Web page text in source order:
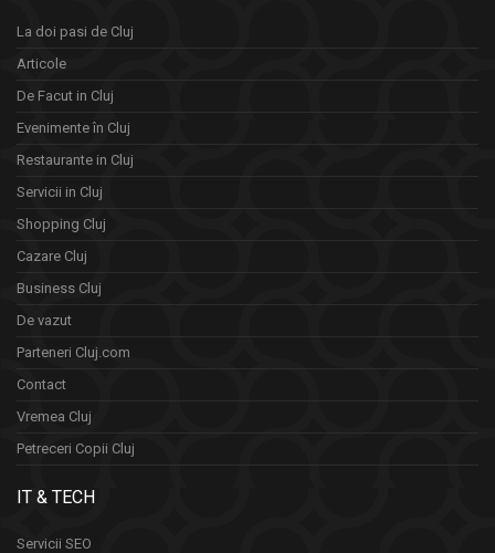
La doi pasi de Cluj
Articole
De Facut in Cluj
Evenimente în Cluj
Restaurante in Cluj
Servicii in Cluj
Shopping Cluj
Cazare Cluj
Business Cluj
De vazut
Parteneri Cluj.com
Contact
Vremea Cluj
Petreceri Copii Cluj
IT & TECH
Servicii SEO